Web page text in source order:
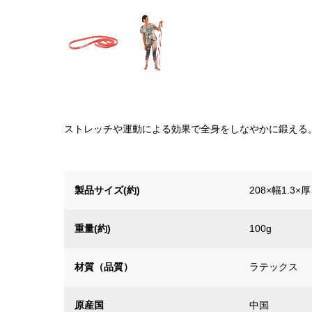
ストレッチや運動による効果で全身をしなやかに鍛える。
製品サイズ(約) 208×幅1.3×
重量(約) 100g
材質（品質） ラテックス
原産国 中国